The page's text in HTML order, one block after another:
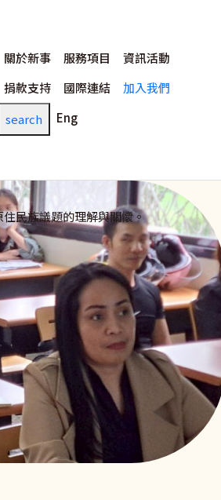
主選單
關於新事 服務項目
資訊活動
捐款支持
國際連結
加入我們
search
Eng
民族議題的理解與關懷。